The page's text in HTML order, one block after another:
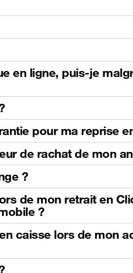
en ligne, puis-je
pour ma reprise
de rachat de mon
?
de mon retrait en
?
caisse lors de mon